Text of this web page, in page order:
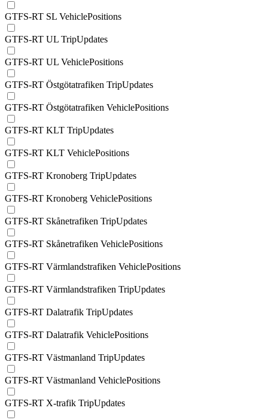
GTFS-RT SL VehiclePositions
GTFS-RT UL TripUpdates
GTFS-RT UL VehiclePositions
GTFS-RT Östgötatrafiken TripUpdates
GTFS-RT Östgötatrafiken VehiclePositions
GTFS-RT KLT TripUpdates
GTFS-RT KLT VehiclePositions
GTFS-RT Kronoberg TripUpdates
GTFS-RT Kronoberg VehiclePositions
GTFS-RT Skånetrafiken TripUpdates
GTFS-RT Skånetrafiken VehiclePositions
GTFS-RT Värmlandstrafiken VehiclePositions
GTFS-RT Värmlandstrafiken TripUpdates
GTFS-RT Dalatrafik TripUpdates
GTFS-RT Dalatrafik VehiclePositions
GTFS-RT Västmanland TripUpdates
GTFS-RT Västmanland VehiclePositions
GTFS-RT X-trafik TripUpdates